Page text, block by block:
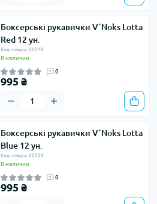
Боксерські рукавички V`Noks Lotta
Red 12 ун.
Код товара: 60019
В наличии
0
995 ₴
Боксерські рукавички V`Noks Lotta
Blue 12 ун.
Код товара: 60020
В наличии
0
995 ₴